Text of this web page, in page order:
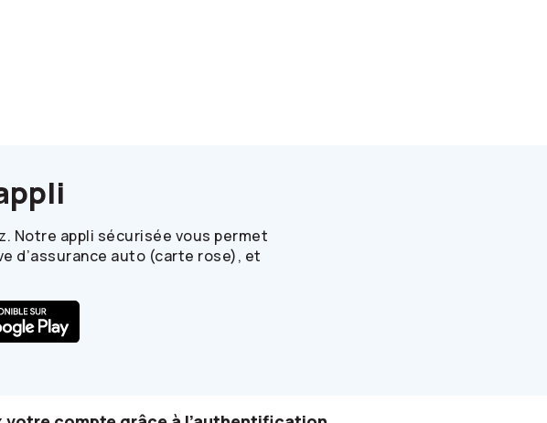
Notre appli sécurisée vous permet
d’assurance auto (carte rose), et